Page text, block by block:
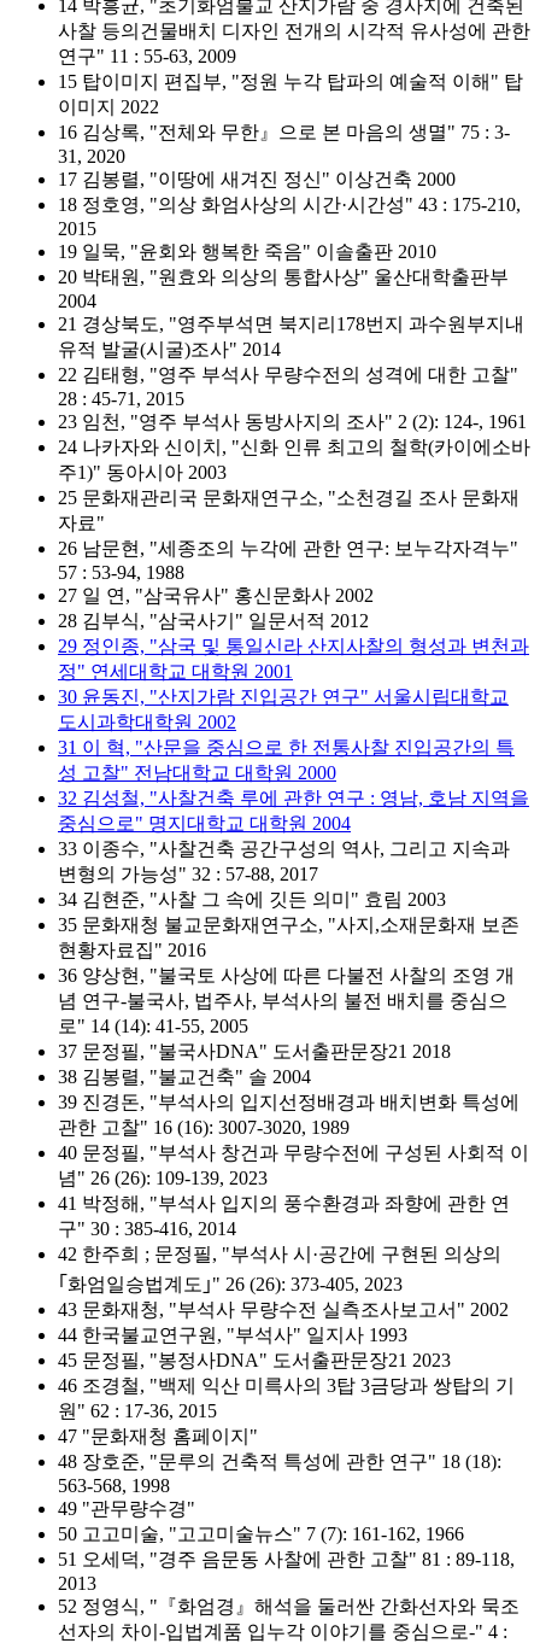
14 박흥균, "초기화엄불교 산지가람 중 경사지에 건축된
사찰 등의건물배치 디자인 전개의 시각적 유사성에 관한
연구" 11 : 55-63, 2009
15 탑이미지 편집부, "정원 누각 탑파의 예술적 이해" 탑
이미지 2022
16 김상록, "전체와 무한』으로 본 마음의 생멸" 75 : 3-
31, 2020
17 김봉렬, "이땅에 새겨진 정신" 이상건축 2000
18 정호영, "의상 화엄사상의 시간·시간성" 43 : 175-210,
2015
19 일묵, "윤회와 행복한 죽음" 이솔출판 2010
20 박태원, "원효와 의상의 통합사상" 울산대학출판부
2004
21 경상북도, "영주부석면 북지리178번지 과수원부지내
유적 발굴(시굴)조사" 2014
22 김태형, "영주 부석사 무량수전의 성격에 대한 고찰"
28 : 45-71, 2015
23 임천, "영주 부석사 동방사지의 조사" 2 (2): 124-, 1961
24 나카자와 신이치, "신화 인류 최고의 철학(카이에소바
주1)" 동아시아 2003
25 문화재관리국 문화재연구소, "소천경길 조사 문화재
자료"
26 남문현, "세종조의 누각에 관한 연구: 보누각자격누"
57 : 53-94, 1988
27 일 연, "삼국유사" 홍신문화사 2002
28 김부식, "삼국사기" 일문서적 2012
29 정인종, "삼국 및 통일신라 산지사찰의 형성과 변천과
정" 연세대학교 대학원 2001
30 윤동진, "산지가람 진입공간 연구" 서울시립대학교
도시과학대학원 2002
31 이 혁, "산문을 중심으로 한 전통사찰 진입공간의 특
성 고찰" 전남대학교 대학원 2000
32 김성철, "사찰건축 루에 관한 연구 : 영남, 호남 지역을
중심으로" 명지대학교 대학원 2004
33 이종수, "사찰건축 공간구성의 역사, 그리고 지속과
변형의 가능성" 32 : 57-88, 2017
34 김현준, "사찰 그 속에 깃든 의미" 효림 2003
35 문화재청 불교문화재연구소, "사지,소재문화재 보존
현황자료집" 2016
36 양상현, "불국토 사상에 따른 다불전 사찰의 조영 개
념 연구-불국사, 법주사, 부석사의 불전 배치를 중심으
로" 14 (14): 41-55, 2005
37 문정필, "불국사DNA" 도서출판문장21 2018
38 김봉렬, "불교건축" 솔 2004
39 진경돈, "부석사의 입지선정배경과 배치변화 특성에
관한 고찰" 16 (16): 3007-3020, 1989
40 문정필, "부석사 창건과 무량수전에 구성된 사회적 이
념" 26 (26): 109-139, 2023
41 박정해, "부석사 입지의 풍수환경과 좌향에 관한 연
구" 30 : 385-416, 2014
42 한주희 ; 문정필, "부석사 시·공간에 구현된 의상의
｢화엄일승법계도｣" 26 (26): 373-405, 2023
43 문화재청, "부석사 무량수전 실측조사보고서" 2002
44 한국불교연구원, "부석사" 일지사 1993
45 문정필, "봉정사DNA" 도서출판문장21 2023
46 조경철, "백제 익산 미륵사의 3탑 3금당과 쌍탑의 기
원" 62 : 17-36, 2015
47 "문화재청 홈페이지"
48 장호준, "문루의 건축적 특성에 관한 연구" 18 (18):
563-568, 1998
49 "관무량수경"
50 고고미술, "고고미술뉴스" 7 (7): 161-162, 1966
51 오세덕, "경주 음문동 사찰에 관한 고찰" 81 : 89-118,
2013
52 정영식, "『화엄경』해석을 둘러싼 간화선자와 묵조
선자의 차이-입법계품 입누각 이야기를 중심으로-" 4 :